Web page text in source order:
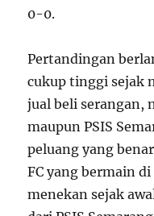
0-0.
Pertandingan
cukup tinggi sejak
jual beli serangan,
maupun PSIS
peluang yang
FC yang bermain
menekan sejak